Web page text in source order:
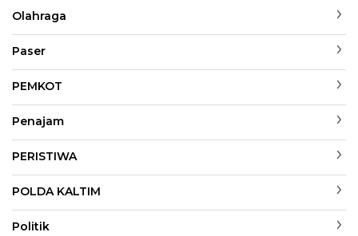
Olahraga
Paser
PEMKOT
Penajam
PERISTIWA
POLDA KALTIM
Politik